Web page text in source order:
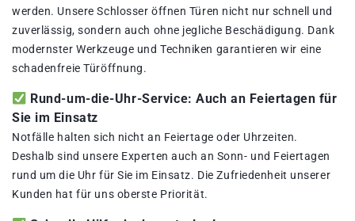
werden. Unsere Schlosser öffnen Türen nicht nur schnell und
zuverlässig, sondern auch ohne jegliche Beschädigung. Dank
modernster Werkzeuge und Techniken garantieren wir eine
schadenfreie Türöffnung.
Rund-um-die-Uhr-Service: Auch an Feiertagen für
Sie im Einsatz
Notfälle halten sich nicht an Feiertage oder Uhrzeiten.
Deshalb sind unsere Experten auch an Sonn- und Feiertagen
rund um die Uhr für Sie im Einsatz. Die Zufriedenheit unserer
Kunden hat für uns oberste Priorität.